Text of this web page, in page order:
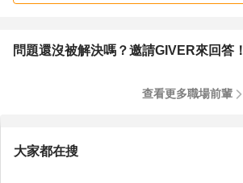
問題還沒被解決嗎？邀請GIVER來回答！
查看更多職場前輩
大家都在搜